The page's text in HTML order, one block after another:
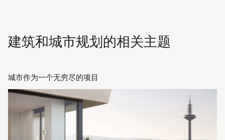
建筑和城市规划的相关主题
城市作为一个无穷尽的项目